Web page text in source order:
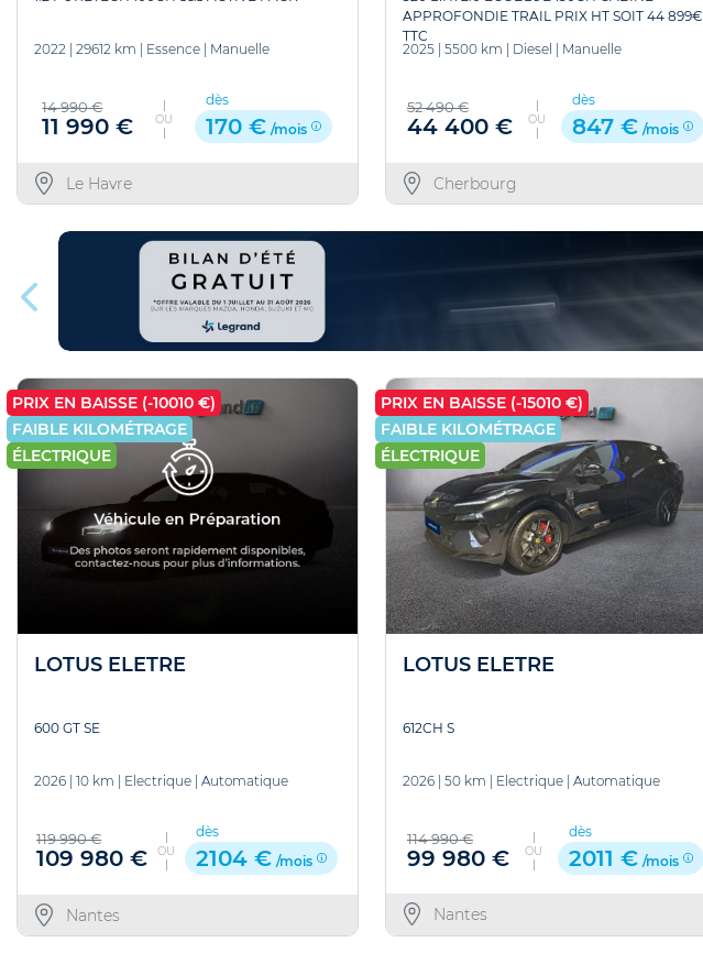
2022 29612 km Essence Manuelle
14 990 €
11 990 € OU
dès
170 € /mois
Le Havre
APPROFONDIE TRAIL PRIX HT SOIT 44 899€
TTC
2025| 5500 km Diesel Manuelle
52 490 €
44 400 € OU
dès
847 € /mois
Cherbourg
PRIX EN BAISSE (-10010 €)
FAIBLE KILOMÉTRAGE
ÉLECTRIQUE
LOTUS ELETRE
600 GT SE
2026 10 km Electrique Automatique
119 990 €
109 980 € OU
dès
2104 € /mois
Nantes
PRIX EN BAISSE (-15010 €)
FAIBLE KILOMÉTRAGE
ÉLECTRIQUE
LOTUS ELETRE
612CH S
2026| 50 km Electrique| Automatique
114 990 €
99 980 € OU
dès
2011 € /mois
Nantes